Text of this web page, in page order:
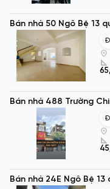
Bán nhà 50 Ngô Bệ 13
Bán nhà 488 Trường
Bán nhà 24E Ngô Bệ 13